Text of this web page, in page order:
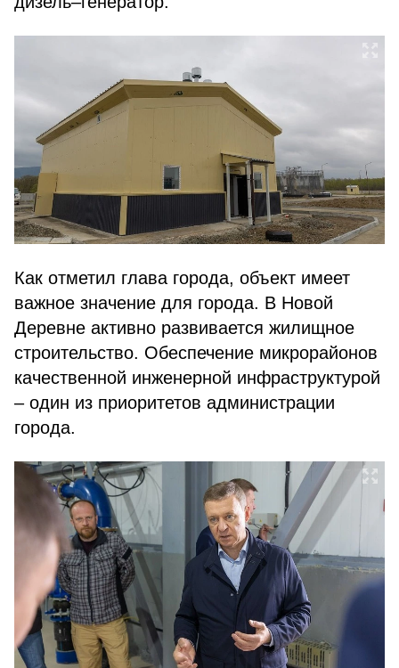
Как отметил глава города, объект имеет
важное значение для города. В Новой
Деревне активно развивается жилищное
строительство. Обеспечение микрорайонов
качественной инженерной инфраструктурой
– один из приоритетов администрации
города.